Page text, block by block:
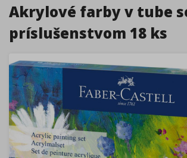
Akrylové farby v tube
príslušenstvom 18 ks